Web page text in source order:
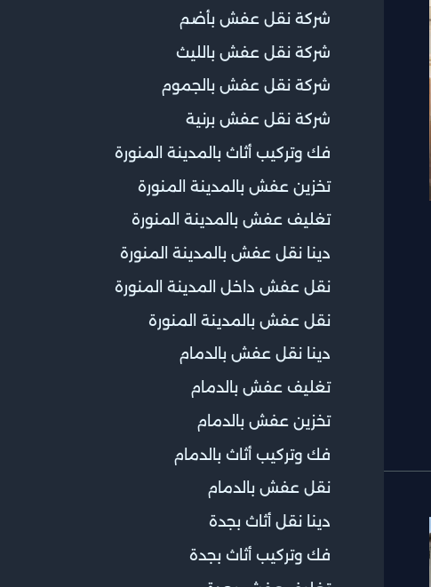
شركة نقل عفش بأضم
شركة نقل عفش بالليث
شركة نقل عفش بالجموم
شركة نقل عفش برنية
فك وتركيب أثاث بالمدينة المنورة
تخزين عفش بالمدينة المنورة
تغليف عفش بالمدينة المنورة
دينا نقل عفش بالمدينة المنورة
نقل عفش داخل المدينة المنورة
نقل عفش بالمدينة المنورة
دينا نقل عفش بالدمام
تغليف عفش بالدمام
تخزين عفش بالدمام
فك وتركيب أثاث بالدمام
نقل عفش بالدمام
دينا نقل أثاث بجدة
فك وتركيب أثاث بجدة